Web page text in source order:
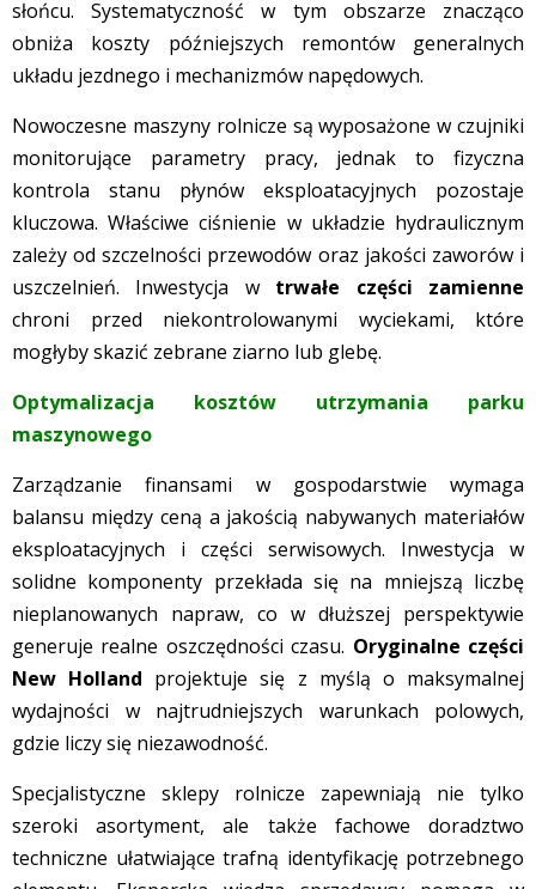
słońcu. Systematyczność w tym obszarze znacząco
obniża koszty późniejszych remontów generalnych
układu jezdnego i mechanizmów napędowych.
Nowoczesne maszyny rolnicze są wyposażone w czujniki
monitorujące parametry pracy, jednak to fizyczna
kontrola stanu płynów eksploatacyjnych pozostaje
kluczowa. Właściwe ciśnienie w układzie hydraulicznym
zależy od szczelności przewodów oraz jakości zaworów i
uszczelnień. Inwestycja w trwałe części zamienne
chroni przed niekontrolowanymi wyciekami, które
mogłyby skazić zebrane ziarno lub glebę.
Optymalizacja kosztów utrzymania parku
maszynowego
Zarządzanie finansami w gospodarstwie wymaga
balansu między ceną a jakością nabywanych materiałów
eksploatacyjnych i części serwisowych. Inwestycja w
solidne komponenty przekłada się na mniejszą liczbę
nieplanowanych napraw, co w dłuższej perspektywie
generuje realne oszczędności czasu. Oryginalne części
New Holland projektuje się z myślą o maksymalnej
wydajności w najtrudniejszych warunkach polowych,
gdzie liczy się niezawodność.
Specjalistyczne sklepy rolnicze zapewniają nie tylko
szeroki asortyment, ale także fachowe doradztwo
techniczne ułatwiające trafną identyfikację potrzebnego